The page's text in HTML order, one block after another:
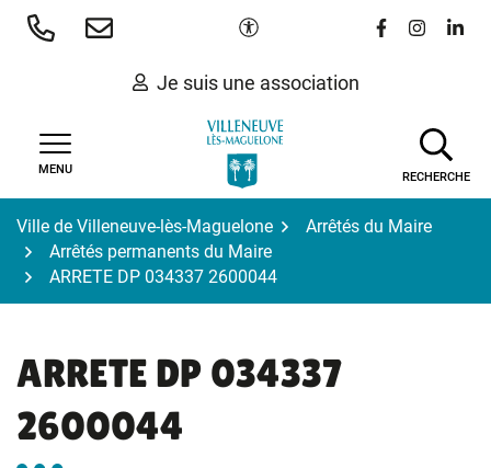
Aller
Paramètres d'accessibilité
Lien vers le
Lien vers
Lien
Je suis une association
MENU
RECHERCHE
Ville de Villeneuve-lès-Maguelone
Arrêtés du Maire
Arrêtés permanents du Maire
ARRETE DP 034337 2600044
ARRETE DP 034337
2600044